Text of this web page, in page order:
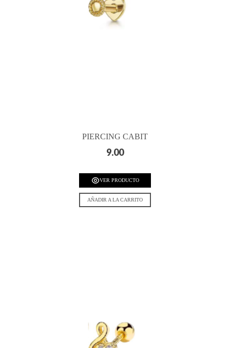
PIERCING CABIT
9.00
VER PRODUCTO
AÑADIR A LA CARRITO